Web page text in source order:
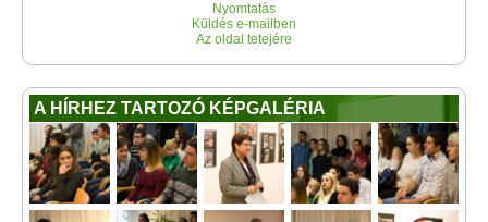
Nyomtatás
Küldés e-mailben
Az oldal tetejére
A HÍRHEZ TARTOZÓ KÉPGALÉRIA